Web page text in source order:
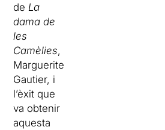
de La
dama de
les
Camèlies,
Marguerite
Gautier, i
l’èxit que
va obtenir
aquesta